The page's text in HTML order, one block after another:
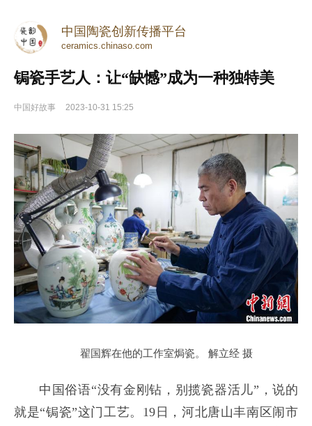
中国陶瓷创新传播平台
ceramics.chinaso.com
锔瓷手艺人：让“缺憾”成为一种独特美
中国好故事 2023-10-31 15:25
翟国辉在他的工作室焗瓷。 解立经 摄
中国俗语“没有金刚钻，别揽瓷器活儿”，说的
就是“锔瓷”这门工艺。19日，河北唐山丰南区闹市